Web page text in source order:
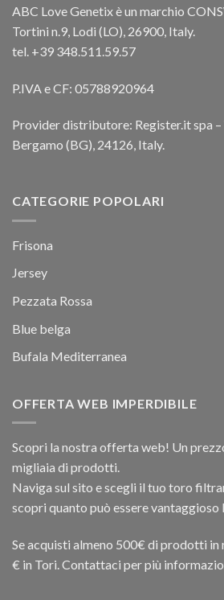
ABC Love Genetix è un marchio
Tortini n.9, Lodi (LO), 26900, Italy.
tel. +39 348.511.59.57
P.IVA e CF: 05788920964
Provider distributore: Register.it spa –
Bergamo (BG), 24126, Italy.
CATEGORIE POPOLARI
Frisona
Jersey
Pezzata Rossa
Blue belga
Bufala Mediterranea
OFFERTA WEB IMPERDIBILE
Scopri la nostra offerta web! Un
migliaia di prodotti.
Naviga sul sito e scegli il tuo toro
scopri quanto può essere vantaggioso
Se acquisti almeno 500€ di prodotti
€ in Tori. Contattaci per più